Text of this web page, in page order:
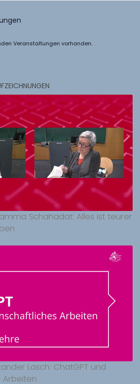
Veranstaltungen vorhanden.
Schahadat: Alles ist teurer
Lasch: ChatGPT und
Arbeiten